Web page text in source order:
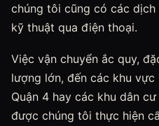
chúng tôi cũng có các
kỹ thuật qua điện thoại.
Việc vận chuyển ắc quy,
lượng lớn, đến các khu
Quận 4 hay các khu dân
được chúng tôi thực hiện